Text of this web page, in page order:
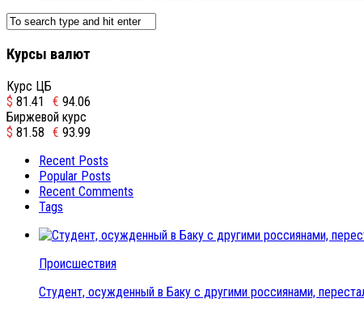
Курсы валют
Курс ЦБ
$ 81.41 € 94.06
Биржевой курс
$ 81.58 € 93.99
Recent Posts
Popular Posts
Recent Comments
Tags
Происшествия
Студент, осужденный в Баку с другими россиянами,